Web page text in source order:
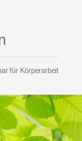
für Körperarbeit